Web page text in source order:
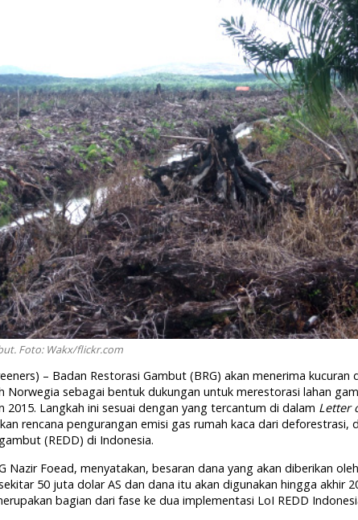
Foto: Wakx/flickr.com
– Badan Restorasi Gambut (BRG) akan menerima kucuran
Norwegia sebagai bentuk dukungan untuk merestorasi lahan
2015. Langkah ini sesuai dengan yang tercantum di dalam Letter
rencana pengurangan emisi gas rumah kaca dari deforestrasi,
(REDD) di Indonesia.
Nazir Foead, menyatakan, besaran dana yang akan diberikan
50 juta dolar AS dan dana itu akan digunakan hingga akhir
bagian dari fase ke dua implementasi LoI REDD